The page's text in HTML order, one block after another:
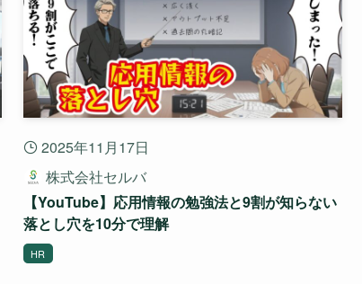
2025年11月17日
株式会社セルバ
【YouTube】応用情報の勉強法と9割が知らない
落とし穴を10分で理解
HR